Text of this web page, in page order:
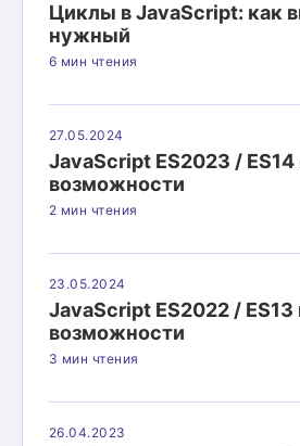
Циклы в JavaScript: как
нужный
6 мин чтения
27.05.2024
JavaScript ES2023 /
возможности
2 мин чтения
23.05.2024
JavaScript ES2022 /
возможности
3 мин чтения
26.04.2023